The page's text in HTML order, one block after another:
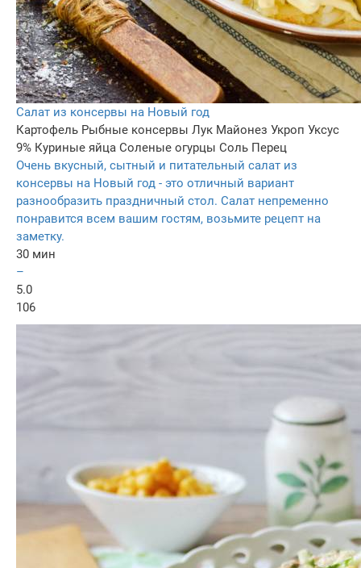
Салат из консервы на Новый год
Картофель Рыбные консервы Лук Майонез Укроп Уксус
9% Куриные яйца Соленые огурцы Соль Перец
Очень вкусный, сытный и питательный салат из
консервы на Новый год - это отличный вариант
разнообразить праздничный стол. Салат непременно
понравится всем вашим гостям, возьмите рецепт на
заметку.
30 мин
–
5.0
106